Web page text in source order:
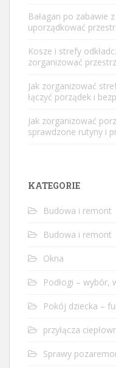
Bałagan po zabawie
uporządkować
Kosze i strefy
zorganizować
Jak zorganizować
łączyć porządek i
Jak zorganizować
sprawdzone rutyny i
KATEGORIE
Budowa i remont
Budowa i remont
Okna
Podłogi – wybór,
Pokój dziecka –
przyłącza
Sprawy